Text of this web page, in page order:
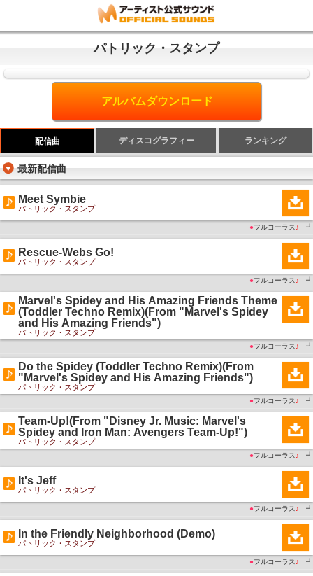
パトリック・スタンプ
アルバムダウンロード
配信曲 ディスコグラフィー ランキング
最新配信曲
Meet Symbie
パトリック・スタンプ
●フルコーラス ♪ ┛
Rescue-Webs Go!
パトリック・スタンプ
●フルコーラス ♪ ┛
Marvel's Spidey and His Amazing Friends Theme
(Toddler Techno Remix)(From "Marvel's Spidey
and His Amazing Friends")
パトリック・スタンプ
●フルコーラス ♪ ┛
Do the Spidey (Toddler Techno Remix)(From
"Marvel's Spidey and His Amazing Friends")
パトリック・スタンプ
●フルコーラス ♪ ┛
Team-Up!(From "Disney Jr. Music: Marvel's
Spidey and Iron Man: Avengers Team-Up!")
パトリック・スタンプ
●フルコーラス ♪ ┛
It's Jeff
パトリック・スタンプ
●フルコーラス ♪ ┛
In the Friendly Neighborhood (Demo)
パトリック・スタンプ
●フルコーラス ♪ ┛